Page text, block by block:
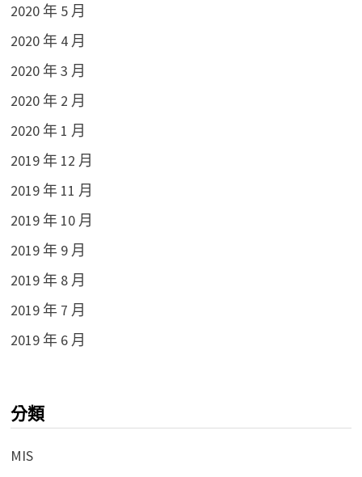
2020 年 5 月
2020 年 4 月
2020 年 3 月
2020 年 2 月
2020 年 1 月
2019 年 12 月
2019 年 11 月
2019 年 10 月
2019 年 9 月
2019 年 8 月
2019 年 7 月
2019 年 6 月
分類
MIS